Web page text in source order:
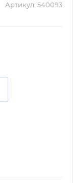
Артикул: 540093